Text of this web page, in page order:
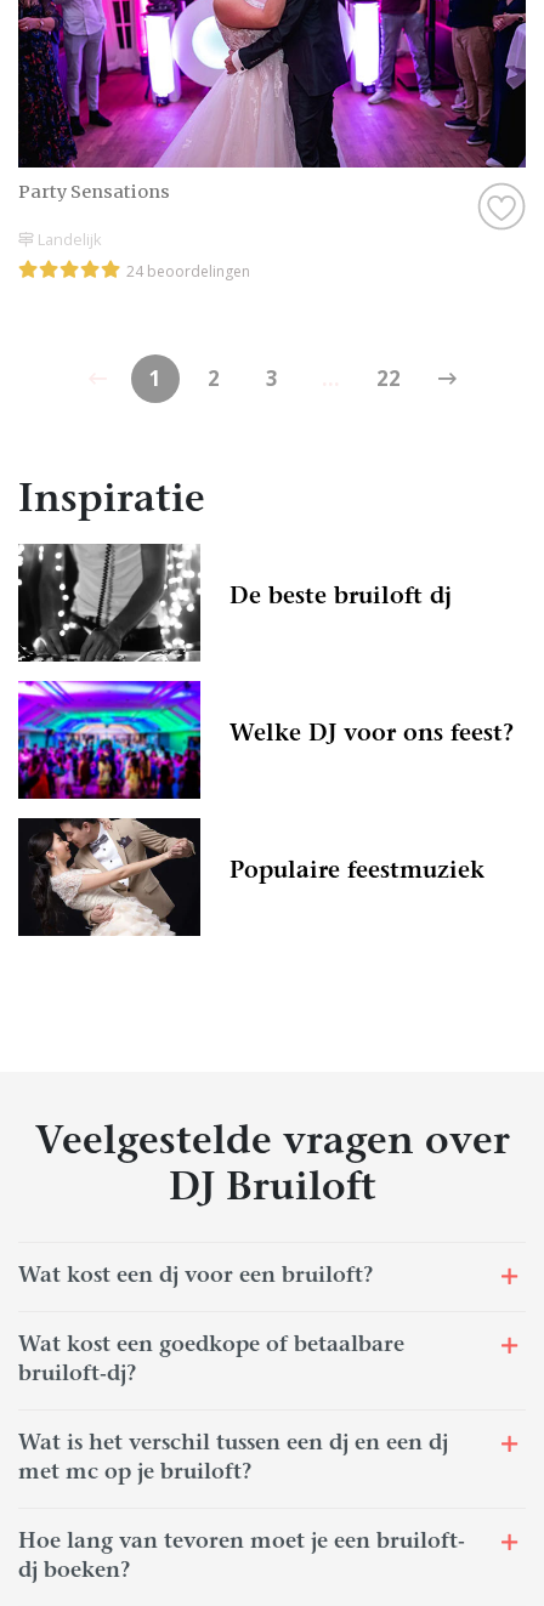
Party Sensations
Landelijk
24 beoordelingen
1 2 3 22
Inspiratie
De beste bruiloft dj
Welke DJ voor ons feest?
Populaire feestmuziek
Veelgestelde vragen over
DJ Bruiloft
Wat kost een dj voor een bruiloft?
Wat kost een goedkope of betaalbare
bruiloft-dj?
Wat is het verschil tussen een dj en een dj
met mc op je bruiloft?
Hoe lang van tevoren moet je een bruiloft-
dj boeken?